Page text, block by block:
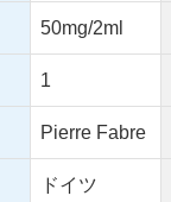
50mg/2ml
1
Pierre Fabre
ドイツ